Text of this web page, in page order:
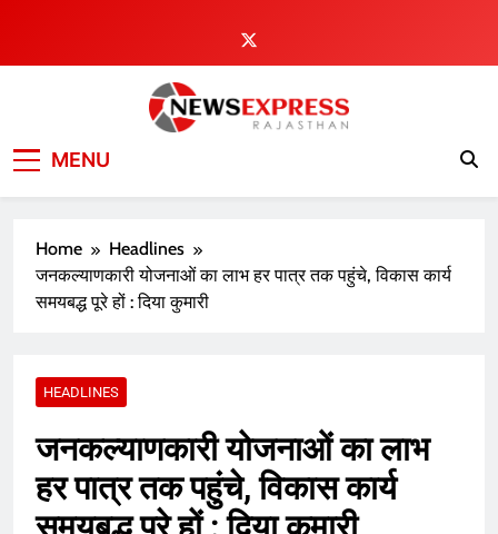
content
MENU
Home
Headlines
जनकल्याणकारी योजनाओं का लाभ हर पात्र तक पहुंचे, विकास कार्य
समयबद्ध पूरे हों : दिया कुमारी
HEADLINES
जनकल्याणकारी योजनाओं का लाभ
हर पात्र तक पहुंचे, विकास कार्य